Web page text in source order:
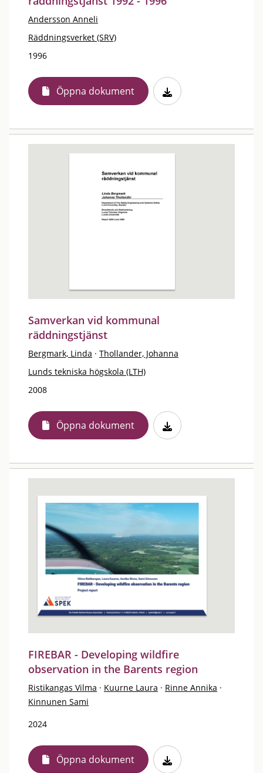
Andersson Anneli
Räddningsverket (SRV)
1996
Öppna dokument
Samverkan vid kommunal
räddningstjänst
Bergmark, Linda · Thollander, Johanna
Lunds tekniska högskola (LTH)
2008
Öppna dokument
FIREBAR - Developing wildfire
observation in the Barents region
Ristikangas Vilma · Kuurne Laura · Rinne Annika ·
Kinnunen Sami
2024
Öppna dokument